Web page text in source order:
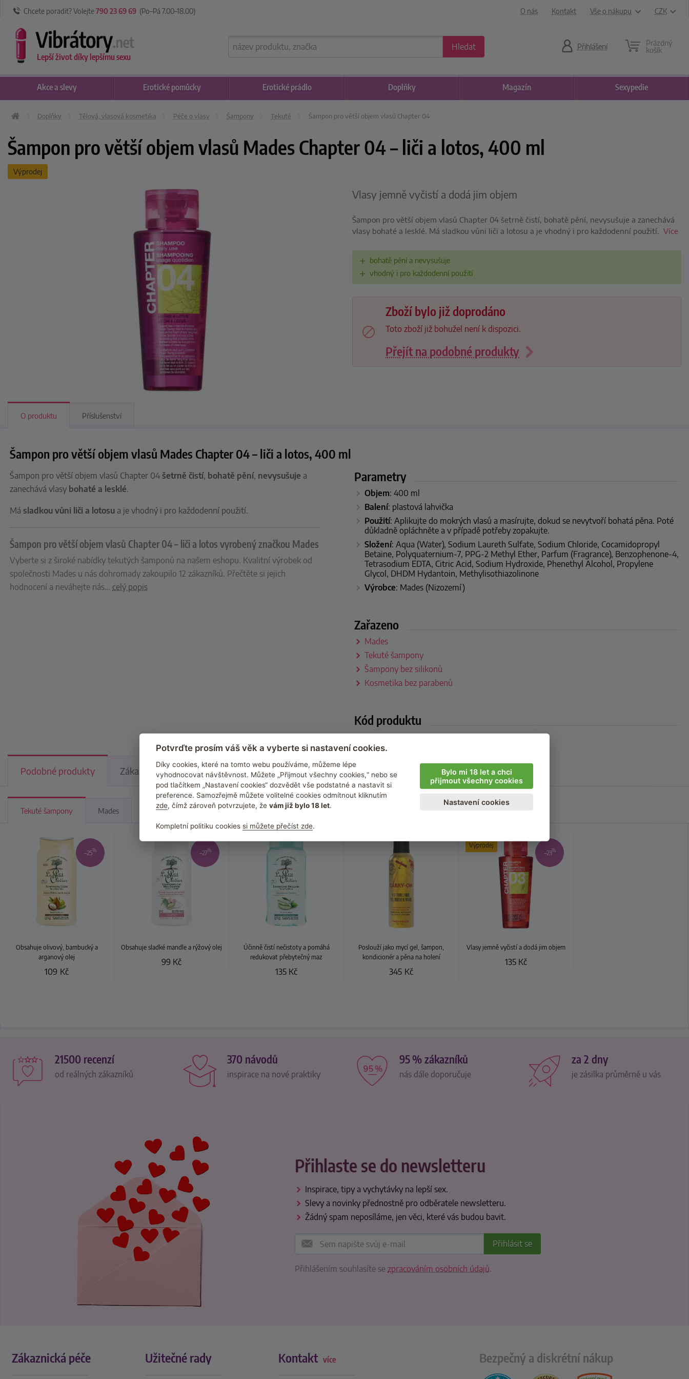
Chcete poradit? Volejte790 23 69 69 (Po–Pá 7.00–18.00) O nás Kontakt Vše o nákupu CZK
Lepší život díky lepšímu sexu
Hledat Přihlášení Prázdný
košík
Doplňky Tělová, vlasová kosmetika Péče o vlasy Šampony Tekuté Šampon pro větší objem vlasů Chapter 04
Šampon pro větší objem vlasů Mades Chapter 04 – liči a lotos, 400 ml
Výprodej
Vlasy jemně vyčistí a dodá jim objem
Šampon pro větší objem vlasů Chapter 04 šetrně čistí, bohatě pění, nevysušuje a zanechává
vlasy bohaté a lesklé. Má sladkou vůni liči a lotosu a je vhodný i pro každodenní použití. Více
bohatě pění a nevysušuje
vhodný i pro každodenní použití
Zboží bylo již doprodáno
Toto zboží již bohužel není k dispozici.
Přejít na podobné produkty
O produktu Příslušenství
Šampon pro větší objem vlasů Mades Chapter 04 – liči a lotos, 400 ml
Šampon pro větší objem vlasů Chapter 04šetrně čistí, bohatě pění, nevysušuje a
zanechává vlasy bohaté a lesklé.
Másladkou vůni liči a lotosu a je vhodný i pro každodenní použití.
Šampon pro větší objem vlasů Chapter 04 – liči a lotos vyrobený značkou Mades
Vyberte si z široké nabídky tekutých šamponů na našem eshopu. Kvalitní výrobek od
společnosti Mades u nás dohromady zakoupilo 12 zákazníků. Přečtěte si jejich
hodnocení a neváhejte nás… celý popis
Parametry
Objem: 400 ml
Balení: plastová lahvička
Použití: Aplikujte do mokrých vlasů a masírujte, dokud se nevytvoří bohatá pěna. Poté
důkladně opláchněte a v případě potřeby zopakujte.
Složení: Aqua (Water), Sodium Laureth Sulfate, Sodium Chloride, Cocamidopropyl
Betaine, Polyquaternium-7, PPG-2 Methyl Ether, Parfum (Fragrance), Benzophenone-4,
Tetrasodium EDTA, Citric Acid, Sodium Hydroxide, Phenethyl Alcohol, Propylene
Glycol, DHDM Hydantoin, Methylisothiazolinone
Výrobce: Mades (Nizozemí)
Zařazeno
Mades
Tekuté šampony
Šampony bez silikonů
Kosmetika bez parabenů
Kód produktu
Podobné produkty Zákazníci kupují v kombinaci
Tekuté šampony Mades
–25%
Obsahuje olivový, bambucký a
arganový olej
109 Kč
–27%
Obsahuje sladké mandle a rýžový olej
99 Kč
Účinně čistí nečistoty a pomáhá
redukovat přebytečný maz
135 Kč
Poslouží jako mycí gel, šampon,
kondicionér a pěna na holení
345 Kč
Výprodej
–23%
Vlasy jemně vyčistí a dodá jim objem
135 Kč
21500 recenzí
od reálných zákazníků
370 návodů
inspirace na nové praktiky
95 % zákazníků
nás dále doporučuje
za 2 dny
je zásilka průměrně u vás
Přihlaste se do newsletteru
Inspirace, tipy a vychytávky na lepší sex.
Slevy a novinky přednostně pro odběratele newsletteru.
Žádný spam neposíláme, jen věci, které vás budou bavit.
Přihlášením souhlasíte sezpracováním osobních údajů.
Zákaznická péče Užitečné rady Kontakt více Bezpečný a diskrétní nákup
Akcea slevy Doplňky
Erotické pomůcky Erotické prádlo Magazín Sexypedie
Potvrďte prosím váš věk a vyberte si nastavení cookies.
Díky cookies, které na tomto webu používáme, můžeme lépe
vyhodnocovat návštěvnost. Můžete „Přijmout všechny cookies,“ nebo se
pod tlačítkem „Nastavení cookies“ dozvědět vše podstatné a nastavit si
preference. Samozřejmě můžete volitelné cookies odmítnout kliknutím
zde, čímž zároveň potvrzujete, že vám již bylo 18 let.
Kompletní politiku cookies si můžete přečíst zde.
Bylo mi 18 let a chci
přijmout všechny cookies
Nastavení cookies